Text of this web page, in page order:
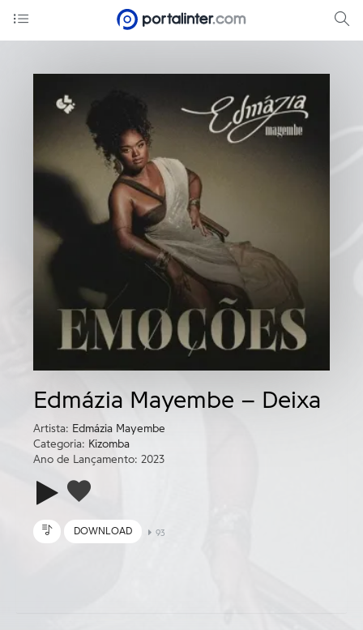
Edmázia Mayembe – Deixa
Artista: Edmázia Mayembe
Categoria: Kizomba
Ano de Lançamento: 2023
DOWNLOAD 93